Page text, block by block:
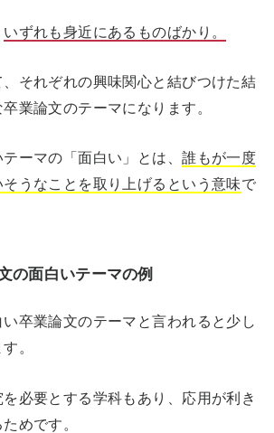
いずれも身近にあるものばかり。
それぞれの興味関心と結びつけた結
業論文のテーマになります。
ーマの「面白い」とは、誰もが一度
うなことを取り上げるという意味で
の面白いテーマの例
卒業論文のテーマと言われると少し
。
必要とする学科もあり、応用が利き
めです。